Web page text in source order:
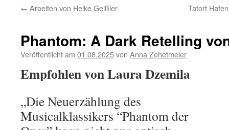
← Arbeiten von Heike Geißler Tatort
Phantom: A Dark Retelling
Veröffentlicht am 01.08.2025von Anna Zehetmeier
Empfohlen von Laura Dzemila
„Die Neuerzählung des
Musicalklassikers “Phantom der